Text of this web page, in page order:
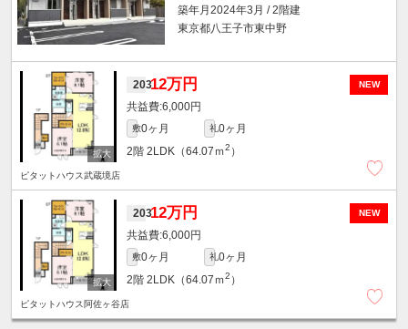
築年月2024年3月 / 2階建
東京都八王子市東中野
NEW
20312万円
6,000円
敷0ヶ月 礼0ヶ月
2階 2LDK（64.07ｍ2 ）
ピタットハウス武蔵境店
NEW
20312万円
6,000円
敷0ヶ月 礼0ヶ月
2階 2LDK（64.07ｍ2 ）
ピタットハウス阿佐ヶ谷店